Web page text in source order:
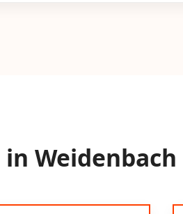
Weidenbach